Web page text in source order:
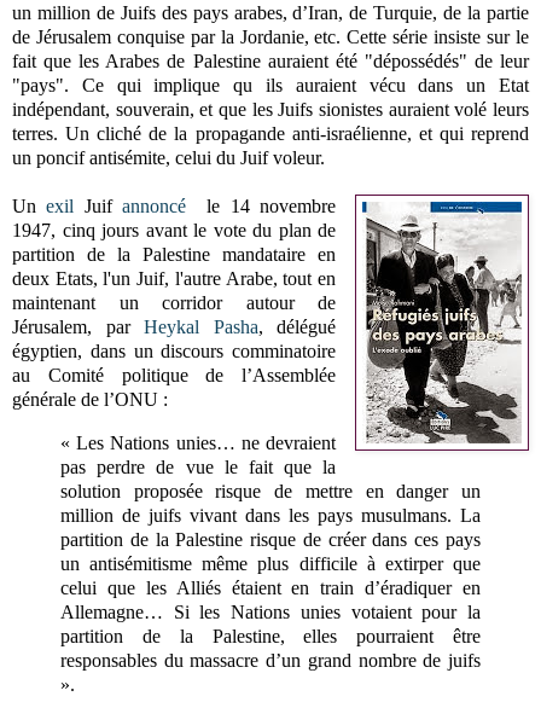
un million de Juifs des pays arabes, d’Iran, de Turquie, de la partie
de Jérusalem conquise par la Jordanie, etc. Cette série insiste sur le
fait que les Arabes de Palestine auraient été "dépossédés" de leur
"pays". Ce qui implique qu ils auraient vécu dans un Etat
indépendant, souverain, et que les Juifs sionistes auraient volé leurs
terres. Un cliché de la propagande anti-israélienne, et qui reprend
un poncif antisémite, celui du Juif voleur.
Unexil Juifannoncé le 14 novembre
1947, cinq jours avant le vote du plan de
partition de la Palestine mandataire en
deux Etats, l'un Juif, l'autre Arabe, tout en
maintenant un corridor autour de
Jérusalem, parHeykal Pasha, délégué
égyptien, dans un discours comminatoire
au Comité politique de l’Assemblée
générale de l’ONU :
« Les Nations unies… ne devraient
pas perdre de vue le fait que la
solution proposée risque de mettre en danger un
million de juifs vivant dans les pays musulmans. La
partition de la Palestine risque de créer dans ces pays
un antisémitisme même plus difficile à extirper que
celui que les Alliés étaient en train d’éradiquer en
Allemagne… Si les Nations unies votaient pour la
partition de la Palestine, elles pourraient être
responsables du massacre d’un grand nombre de juifs
».